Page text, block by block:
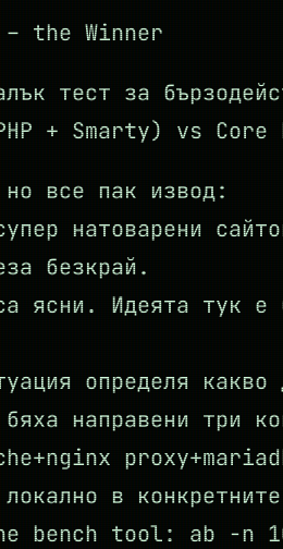
– the Winner
тест за
+ Smarty) vs Core
все пак извод:
натоварени
безкрай.
Идеята тук е
определя
направени три
в
bench tool: ab -n